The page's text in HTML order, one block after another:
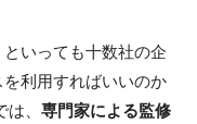
といっても十数社の企
利用すればいいのか
、 専門家による監修